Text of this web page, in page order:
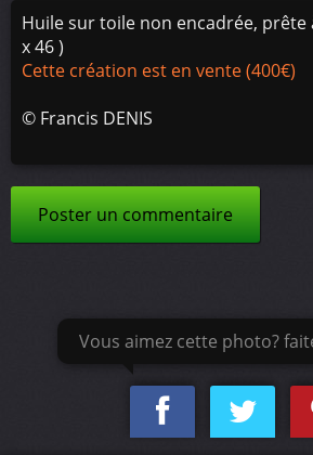
Huile sur toile non encadrée, prête
x 46 )
Cette création est en vente (400€)
© Francis DENIS
Poster un commentaire
Vous aimez cette photo?